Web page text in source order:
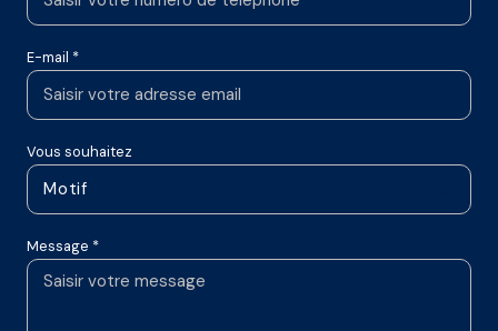
E-mail *
Vous souhaitez
Motif
Message *